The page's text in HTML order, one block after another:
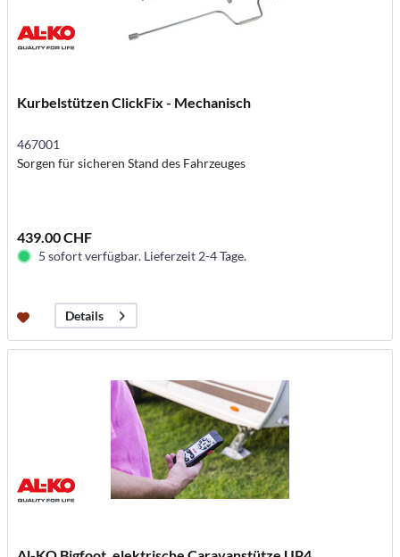
Kurbelstützen ClickFix - Mechanisch
467001
Sorgen für sicheren Stand des Fahrzeuges
439.00 CHF
5 sofort verfügbar. Lieferzeit 2-4 Tage.
Details